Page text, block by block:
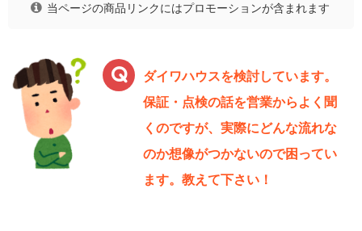
当ページの商品リンクにはプロモーションが含まれます
ダイワハウスを検討しています。
保証・点検の話を営業からよく聞
くのですが、実際にどんな流れな
のか想像がつかないので困ってい
ます。教えて下さい！